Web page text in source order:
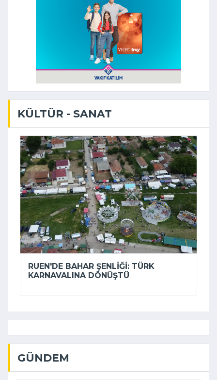
KÜLTÜR - SANAT
RUEN'DE BAHAR ŞENLIĞI: TÜRK
KARNAVALINA DÖNÜŞTÜ
GÜNDEM